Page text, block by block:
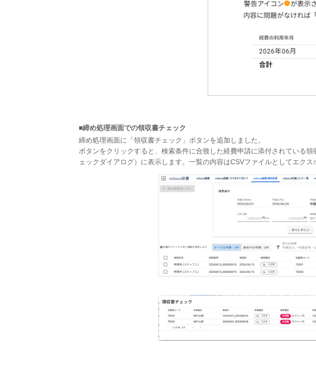
■締め処理画面での領収書チェック
締め処理画面に「領収書チェック」ボタンを追加しました。
ボタンをクリックすると、検索条件に合致した経費申請に添付されている
ェックダイアログ）に表示します。一覧の内容はCSVファイルとしてエクス